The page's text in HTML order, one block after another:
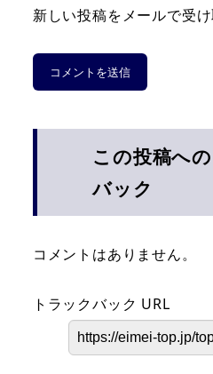
新しい投稿をメールで受
この投稿へ
バック
コメントはありません。
トラックバック URL